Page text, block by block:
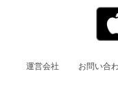
運営会社 お問い合